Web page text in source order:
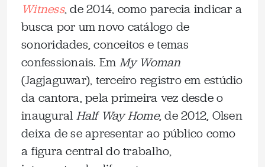
Witness, de 2014, como parecia indicar a
busca por um novo catálogo de
sonoridades, conceitos e temas
confessionais. Em My Woman
(Jagjaguwar), terceiro registro em estúdio
da cantora, pela primeira vez desde o
inaugural Half Way Home, de 2012, Olsen
deixa de se apresentar ao público como
a figura central do trabalho,